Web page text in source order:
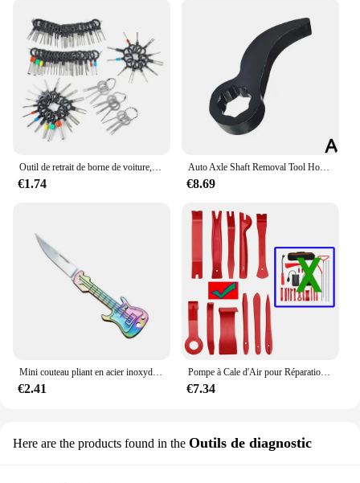
Outil de retrait de borne de voiture, connecteur de prise de fil, extracteur, goupille de dégagement, kit flacon, outil de réparation, 3 pièces, 18 pièces, 36 pièces, 41 pièces
€1.74
Auto Axle Shaft Removal Tool Horn-type Lever Principle Prying More Effort For 3/8inch Drive 8pt Ratchet Household Auto Repair
€8.69
Mini couteau pliant en acier inoxydable JEKnife, porte-clés créatif, couteau de poche portable, multifonction, couteau à fruits extérieur
€2.41
Pompe à Cale d'Air pour Réparation de Porte de Voiture, Outil Manuel d'Urgence, Déverrouillage Ouvert, Pince à Longue Portée, Clé Perdue
€7.34
Here are the products found in the Outils de diagnostic